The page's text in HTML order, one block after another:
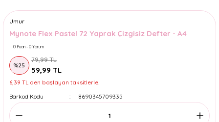
Umur
Mynote Flex Pastel 72 Yaprak Çizgisiz Defter - A4
0 Puan - 0 Yorum
%25
79,99 TL
59,99 TL
6,39 TL den başlayan taksitlerle!
Barkod Kodu
8690345709335